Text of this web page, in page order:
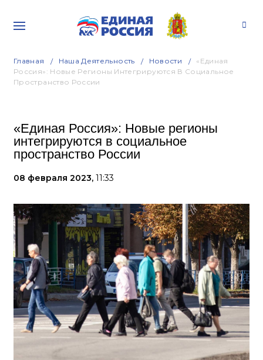
Главная Наша Деятельность Новости
«Единая
Россия»: Новые Регионы Интегрируются В Социальное
Пространство России
«Единая Россия»: Новые регионы
интегрируются в социальное
пространство России
08 февраля 2023, 11:33